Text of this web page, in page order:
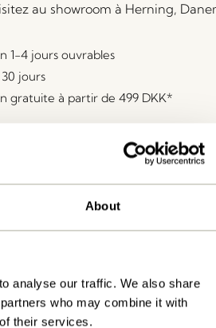
About
analyse our traffic. We also share
who may combine it with
their services.
au showroom à Herning,
1-4 jours ouvrables
jours
gratuite à partir de 499 DKK*